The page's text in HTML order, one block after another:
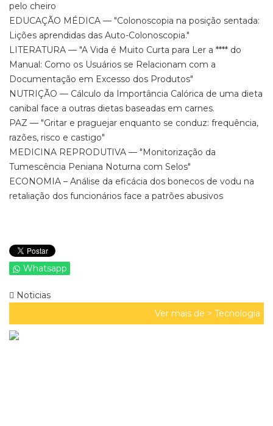
pelo cheiro
EDUCAÇÃO MÉDICA — "Colonoscopia na posição sentada:
Lições aprendidas das Auto-Colonoscopia."
LITERATURA — "A Vida é Muito Curta para Ler a **** do
Manual: Como os Usuários se Relacionam com a
Documentação em Excesso dos Produtos"
NUTRIÇÃO — Cálculo da Importância Calórica de uma dieta
canibal face a outras dietas baseadas em carnes.
PAZ — "Gritar e praguejar enquanto se conduz: frequência,
razões, risco e castigo"
MEDICINA REPRODUTIVA — "Monitorização da
Tumescência Peniana Noturna com Selos"
ECONOMIA – Análise da eficácia dos bonecos de vodu na
retaliação dos funcionários face a patrões abusivos
Whatsapp
Noticias
Ver mais de > Tecnologia